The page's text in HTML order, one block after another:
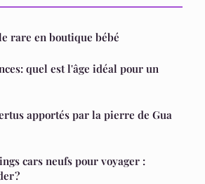
rare en boutique bébé
quel est l'âge idéal pour un
apportés par la pierre de Gua
cars neufs pour voyager :
?